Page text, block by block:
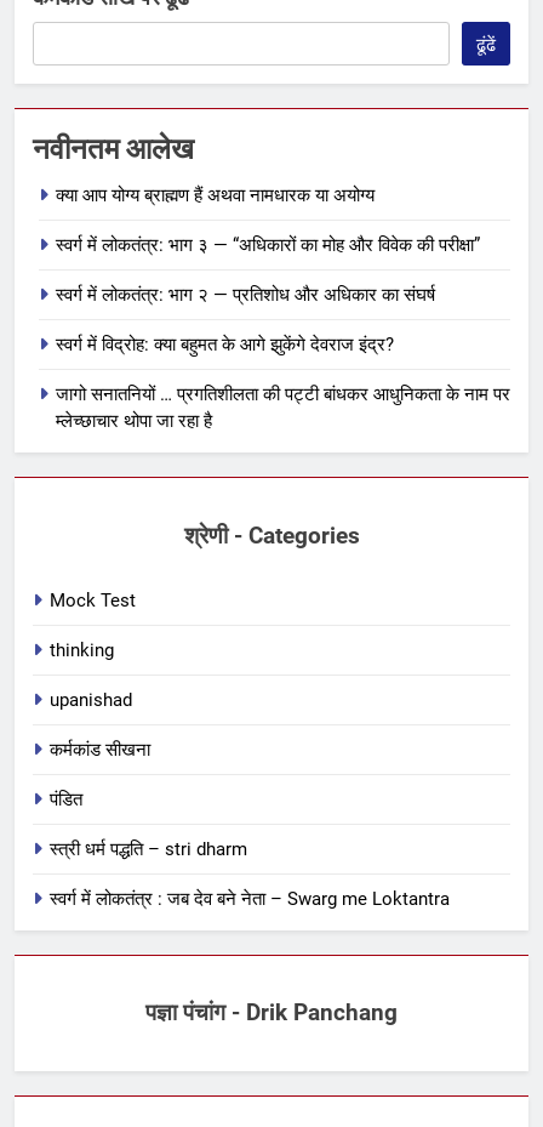
ढूंढें
नवीनतम आलेख
क्या आप योग्य ब्राह्मण हैं अथवा नामधारक या अयोग्य
स्वर्ग में लोकतंत्र: भाग ३ — “अधिकारों का मोह और विवेक की परीक्षा”
स्वर्ग में लोकतंत्र: भाग २ — प्रतिशोध और अधिकार का संघर्ष
स्वर्ग में विद्रोह: क्या बहुमत के आगे झुकेंगे देवराज इंद्र?
जागो सनातनियों … प्रगतिशीलता की पट्टी बांधकर आधुनिकता के नाम पर
म्लेच्छाचार थोपा जा रहा है
श्रेणी - Categories
Mock Test
thinking
upanishad
कर्मकांड सीखना
पंडित
स्त्री धर्म पद्धति – stri dharm
स्वर्ग में लोकतंत्र : जब देव बने नेता – Swarg me Loktantra
पज्ञा पंचांग - Drik Panchang